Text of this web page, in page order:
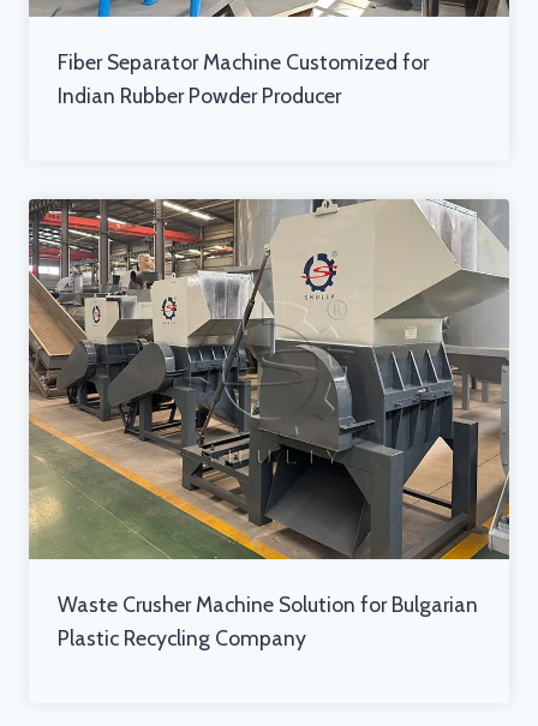
Fiber Separator Machine Customized for
Indian Rubber Powder Producer
Waste Crusher Machine Solution for Bulgarian
Plastic Recycling Company